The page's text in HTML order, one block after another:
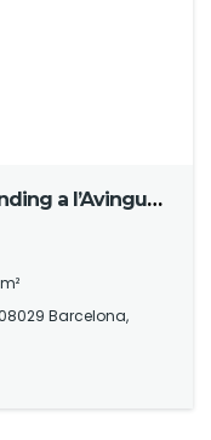
a l’Avinguda
m²
Barcelona,